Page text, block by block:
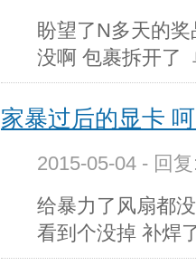
盼望了N多天的
没啊 包裹拆开了
家暴过后的显卡
2015-05-04 - 回
给暴力了风扇都
看到个没掉 补焊